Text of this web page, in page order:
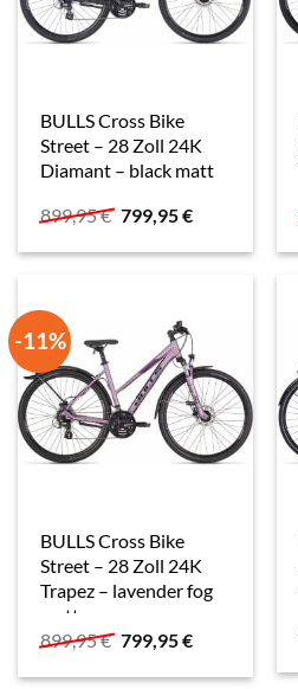
BULLS Cross Bike
Street – 28 Zoll 24K
Diamant – black matt
899,95€ Ursprünglicher
Preis
war:
799,95€Aktueller
ist:
-11%
BULLS Cross Bike
Street – 28 Zoll 24K
Trapez – lavender fog
matt
899,95€ Ursprünglicher
Preis
war:
799,95€Aktueller
ist: